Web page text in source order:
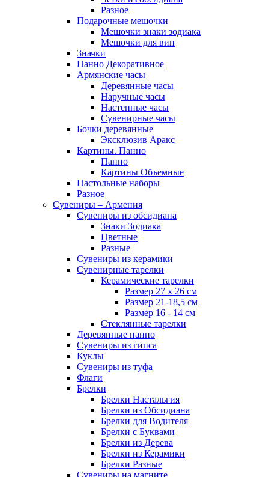
Разное
Подарочные мешочки
Мешочки знаки зодиака
Мешочки для вин
Значки
Панно Декоративное
Армянские часы
Деревянные часы
Наручные часы
Настенные часы
Сувенирные часы
Бочки деревянные
Эксклюзив Аракс
Картины. Панно
Панно
Картины Объемные
Настольные наборы
Разное
Сувениры – Армения
Сувениры из обсидиана
Знаки Зодиака
Цветные
Разные
Сувениры из керамики
Сувенирные тарелки
Керамические тарелки
Размер 27 х 26 см
Размер 21-18,5 см
Размер 16 - 14 см
Стеклянные тарелки
Деревянные панно
Сувениры из гипса
Куклы
Сувениры из туфа
Флаги
Брелки
Брелки Настальгия
Брелки из Обсидиана
Брелки для Водителя
Брелки с Буквами
Брелки из Дерева
Брелки из Керамики
Брелки Разные
Сувениры на магните